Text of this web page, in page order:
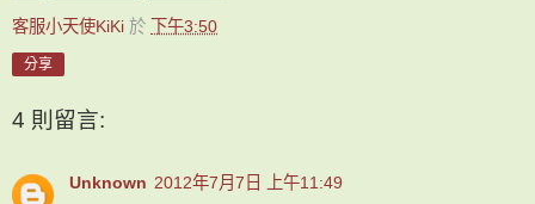
客服小天使KiKi 於 下午3:50
分享
4 則留言:
Unknown 2012年7月7日 上午11:49